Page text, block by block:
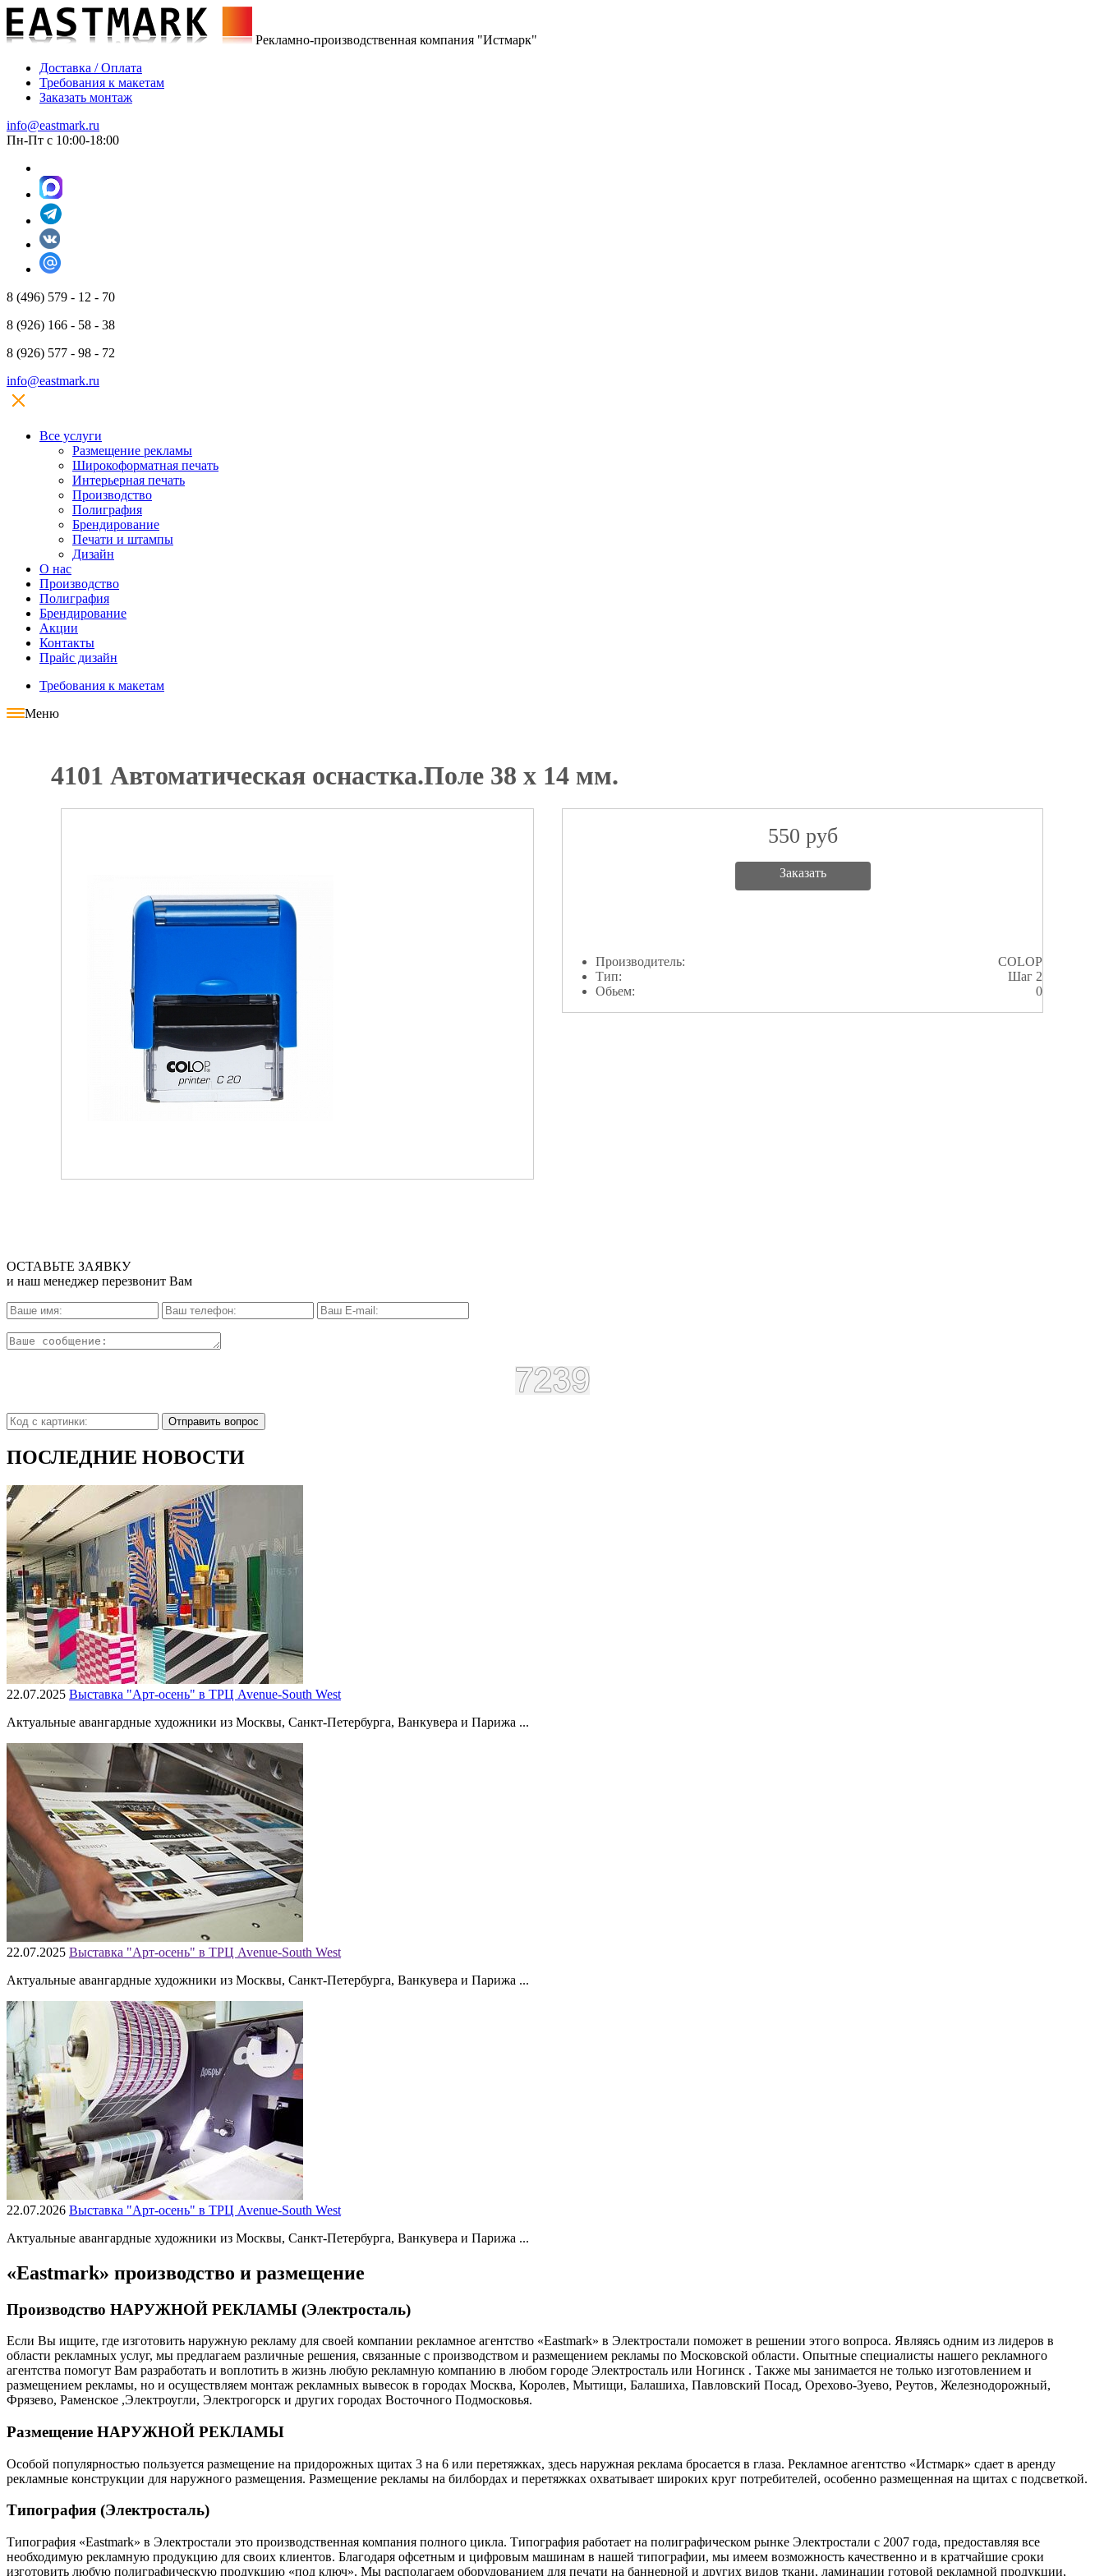
Рекламно-производственная компания "Истмарк"
Доставка / Оплата
Требования к макетам
Заказать монтаж
info@eastmark.ru
Пн-Пт с 10:00-18:00
8 (496) 579 - 12 - 70
8 (926) 166 - 58 - 38
8 (926) 577 - 98 - 72
info@eastmark.ru
Все услуги
Размещение рекламы
Широкофoрматная печать
Интерьерная печать
Производство
Полиграфия
Брендирование
Печати и штампы
Дизайн
О нас
Производство
Полиграфия
Брендирование
Акции
Контакты
Прайс дизайн
Требования к макетам
Меню
4101 Автоматическая оснастка.Поле 38 х 14 мм.
550 руб
Заказать
Производитель:
COLOP
Тип:
Шаг 2
Обьем:
0
ОСТАВЬТЕ ЗАЯВКУ
и наш менеджер перезвонит Вам
Отправить вопрос
ПОСЛЕДНИЕ НОВОСТИ
22.07.2025 Выставка "Арт-осень" в ТРЦ Avenue-South West
Актуальные авангардные художники из Москвы, Санкт-Петербурга, Ванкувера и Парижа ...
22.07.2025 Выставка "Арт-осень" в ТРЦ Avenue-South West
Актуальные авангардные художники из Москвы, Санкт-Петербурга, Ванкувера и Парижа ...
22.07.2026 Выставка "Арт-осень" в ТРЦ Avenue-South West
Актуальные авангардные художники из Москвы, Санкт-Петербурга, Ванкувера и Парижа ...
«Eastmark» производство и размещение
Производство НАРУЖНОЙ РЕКЛАМЫ (Электросталь)
Если Вы ищите, где изготовить наружную рекламу для своей компании рекламное агентство «Eastmark» в Электростали поможет в решении этого вопроса. Являясь одним из лидеров в
области рекламных услуг, мы предлагаем различные решения, связанные с производством и размещением рекламы по Московской области. Опытные специалисты нашего рекламного
агентства помогут Вам разработать и воплотить в жизнь любую рекламную компанию в любом городе Электросталь или Ногинск . Также мы занимается не только изготовлением и
размещением рекламы, но и осуществляем монтаж рекламных вывесок в городах Москва, Королев, Мытищи, Балашиха, Павловский Посад, Орехово-Зуево, Реутов, Железнодорожный,
Фрязево, Раменское ,Электроугли, Электрогорск и других городах Восточного Подмосковья.
Размещение НАРУЖНОЙ РЕКЛАМЫ
Особой популярностью пользуется размещение на придорожных щитах 3 на 6 или перетяжках, здесь наружная реклама бросается в глаза. Рекламное агентство «Истмарк» сдает в аренду
рекламные конструкции для наружного размещения. Размещение рекламы на билбордах и перетяжках охватывает широких круг потребителей, особенно размещенная на щитах с подсветкой.
Типография (Электросталь)
Типография «Eastmark» в Электростали это производственная компания полного цикла. Типография работает на полиграфическом рынке Электростали с 2007 года, предоставляя все
необходимую рекламную продукцию для своих клиентов. Благодаря офсетным и цифровым машинам в нашей типографии, мы имеем возможность качественно и в кратчайшие сроки
изготовить любую полиграфическую продукцию «под ключ». Мы располагаем оборудованием для печати на баннерной и других видов ткани, ламинации готовой рекламной продукции,